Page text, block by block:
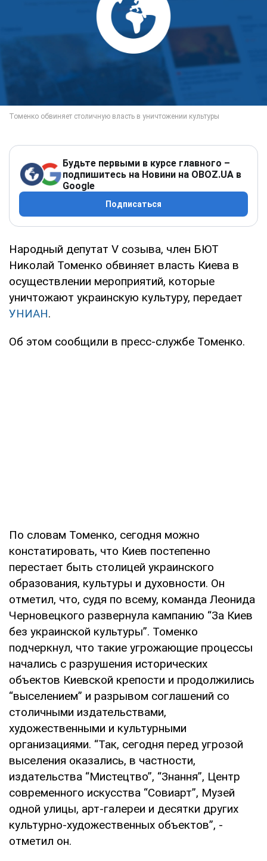
Будьте первыми в курсе главного –
подпишитесь на Новини на OBOZ.UA в
Google
Подписаться
Народный депутат V созыва, член БЮТ
Николай Томенко обвиняет власть Киева в
осуществлении мероприятий, которые
уничтожают украинскую культуру, передает
УНИАН.
Об этом сообщили в пресс-службе Томенко.
По словам Томенко, сегодня можно
констатировать, что Киев постепенно
перестает быть столицей украинского
образования, культуры и духовности. Он
отметил, что, судя по всему, команда Леонида
Черновецкого развернула кампанию “За Киев
без украинской культуры”. Томенко
подчеркнул, что такие угрожающие процессы
начались с разрушения исторических
объектов Киевской крепости и продолжились
“выселением” и разрывом соглашений со
столичными издательствами,
художественными и культурными
организациями. “Так, сегодня перед угрозой
выселения оказались, в частности,
издательства “Мистецтво”, “Знання”, Центр
современного искусства “Совиарт”, Музей
одной улицы, арт-галереи и десятки других
культурно-художественных объектов”, -
отметил он.